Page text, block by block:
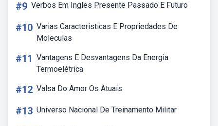
#9 Verbos Em Ingles Presente Passado E Futuro
#10 Varias Caracteristicas E Propriedades De
Moleculas
#11 Vantagens E Desvantagens Da Energia
Termoelétrica
#12 Valsa Do Amor Os Atuais
#13 Universo Nacional De Treinamento Militar